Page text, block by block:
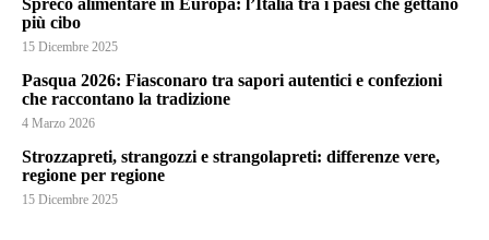
Spreco alimentare in Europa: l’Italia tra i paesi che gettano
più cibo
15 Dicembre 2025
Pasqua 2026: Fiasconaro tra sapori autentici e confezioni
che raccontano la tradizione
4 Marzo 2026
Strozzapreti, strangozzi e strangolapreti: differenze vere,
regione per regione
15 Dicembre 2025